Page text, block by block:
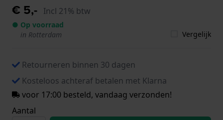
€ 5,- Incl 21% btw
● Op voorraad
in Rotterdam
Vergelijk
Retourneren binnen 30 dagen
Kosteloos achteraf betalen met Klarna
voor 17:00 besteld, vandaag verzonden!
Aantal